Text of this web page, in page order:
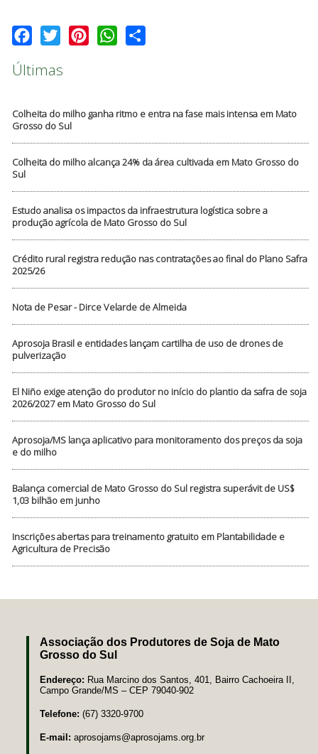
Últimas
Colheita do milho ganha ritmo e entra na fase mais intensa em Mato
Grosso do Sul
Colheita do milho alcança 24% da área cultivada em Mato Grosso do
Sul
Estudo analisa os impactos da infraestrutura logística sobre a
produção agrícola de Mato Grosso do Sul
Crédito rural registra redução nas contratações ao final do Plano Safra
2025/26
Nota de Pesar - Dirce Velarde de Almeida
Aprosoja Brasil e entidades lançam cartilha de uso de drones de
pulverização
El Niño exige atenção do produtor no início do plantio da safra de soja
2026/2027 em Mato Grosso do Sul
Aprosoja/MS lança aplicativo para monitoramento dos preços da soja
e do milho
Balança comercial de Mato Grosso do Sul registra superávit de US$
1,03 bilhão em junho
Inscrições abertas para treinamento gratuito em Plantabilidade e
Agricultura de Precisão
Facebook
Twitter PinterestWhatsApp
Associação dos Produtores de Soja de Mato
Grosso do Sul
Endereço: Rua Marcino dos Santos, 401, Bairro Cachoeira II,
Campo Grande/MS – CEP 79040-902
Telefone: (67) 3320-9700
E-mail: aprosojams@aprosojams.org.br